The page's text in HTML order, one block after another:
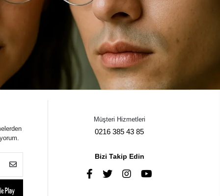
Müşteri Hizmetleri
0216 385 43 85
Bizi Takip Edin